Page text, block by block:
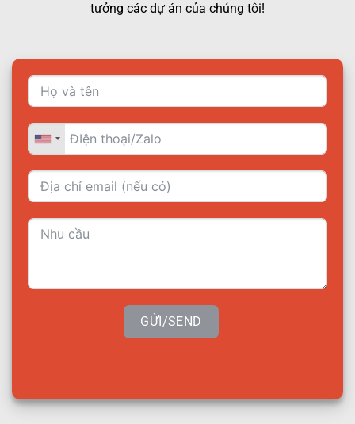
tưởng các dự án của chúng tôi!
GỬI/SEND